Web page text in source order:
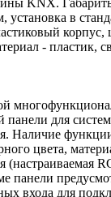
установка в
корпус,
- пластик,
панели для
Наличие
цвета,
(настраиваемая
панели
входа для